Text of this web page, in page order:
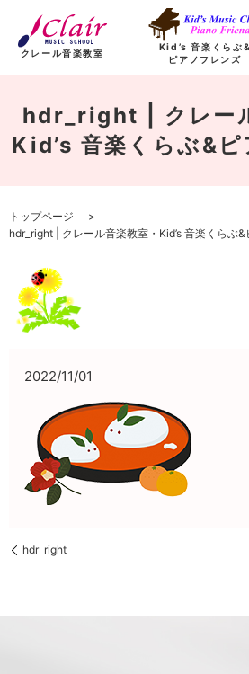
クレール音楽教室
Kid’s 音楽くらぶ&
ピアノフレンズ
hdr_right | クレー
Kid’s 音楽くらぶ&
トップページ
hdr_right | クレール音楽教室・Kid’s 音楽くらぶ
2022/11/01
hdr_right